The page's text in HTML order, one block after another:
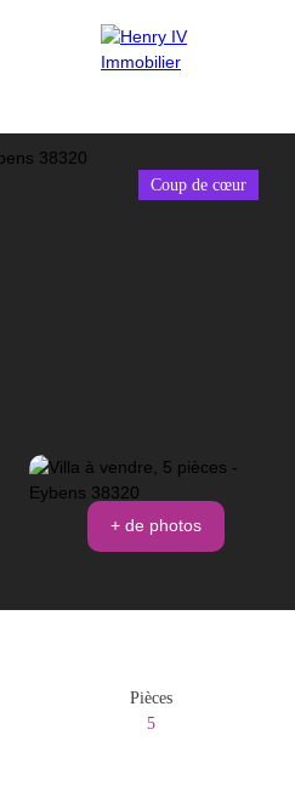
Coup de cœur
+ de photos
Pièces
5